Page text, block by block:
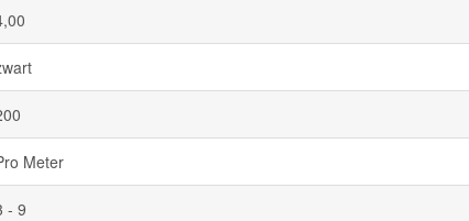
Meter
- 9